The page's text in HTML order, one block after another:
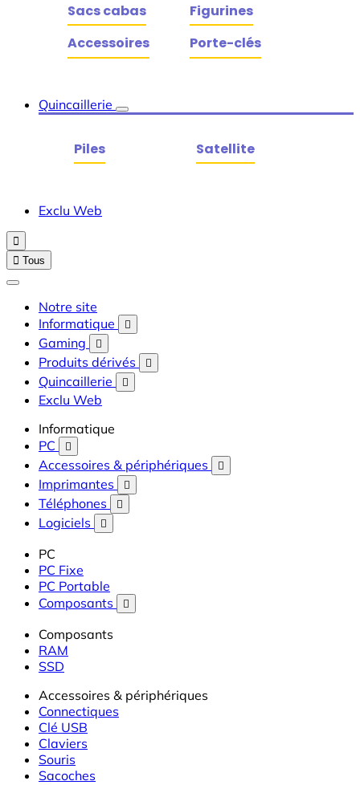
Sacs cabas
Figurines
Accessoires
Porte-clés
Quincaillerie
Piles Satellite
Exclu Web

 Tous
Notre site
Informatique

Gaming 
Produits dérivés 
Quincaillerie 
Exclu Web
Informatique
PC

Accessoires & périphériques 
Imprimantes 
Téléphones 
Logiciels 
PC
PC Fixe
PC Portable
Composants

Composants
RAM
SSD
Accessoires & périphériques
Connectiques
Clé USB
Claviers
Souris
Sacoches